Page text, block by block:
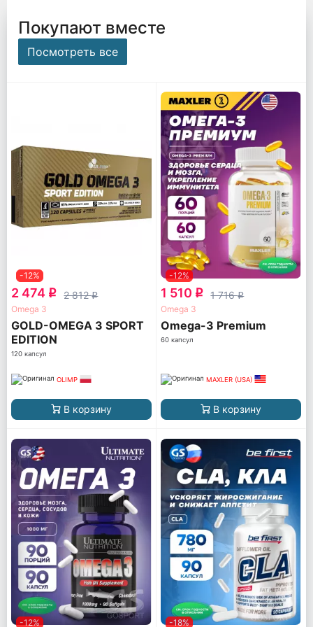
Покупают вместе
Посмотреть все
-12%
2 474 q 2 812q
Omega 3
GOLD-OMEGA 3 SPORT
EDITION
120 капсул
OLIMP
В корзину
-12%
1 510 q 1 716q
Omega 3
Omega-3 Premium
60 капсул
MAXLER (USA)
В корзину
-12% -18%